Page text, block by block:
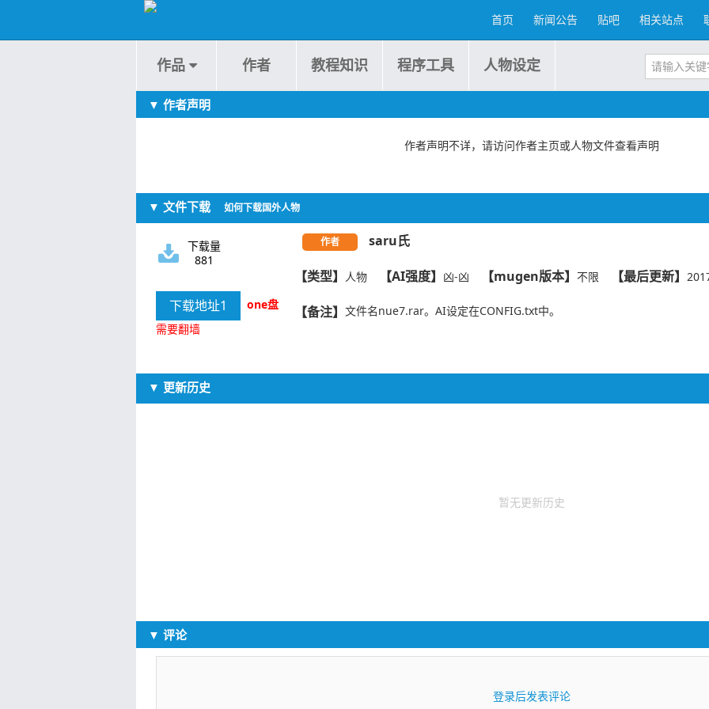
首页 新闻公告 贴吧 相关站点
作品 作者 教程知识 程序工具 人物设定
▼ 作者声明
作者声明不详，请访问作者主页或人物文件查看声明
▼ 文件下载 如何下载国外人物
下载量
881
下载地址1
one盘
需要翻墙
作者 saru氏
【类型】 人物 【AI强度】 凶-凶 【mugen版本】 不限 【最后更新】
【备注】 文件名nue7.rar。AI设定在CONFIG.txt中。
▼ 更新历史
暂无更新历史
▼ 评论
登录后发表评论